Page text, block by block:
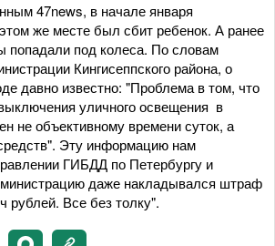
47news, в начале января
же месте был сбит ребенок. А ранее
попадали под колеса. По словам
Кингисеппского района, о
давно известно: "Проблема в том, что
уличного освещения в
не объективному времени суток, а
Эту информацию нам
ГИБДД по Петербургу и
даже накладывался штраф
рублей. Все без толку".